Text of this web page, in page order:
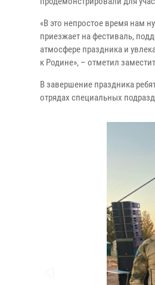
«В это непростое время нам
приезжает на фестиваль,
атмосфере праздника и
к Родине», – отметил
В завершение праздника
отрядах специальных